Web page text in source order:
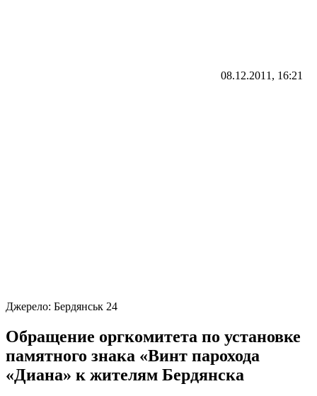
08.12.2011, 16:21
Джерело: Бердянськ 24
Обращение оргкомитета по установке
памятного знака «Винт парохода
«Диана» к жителям Бердянска